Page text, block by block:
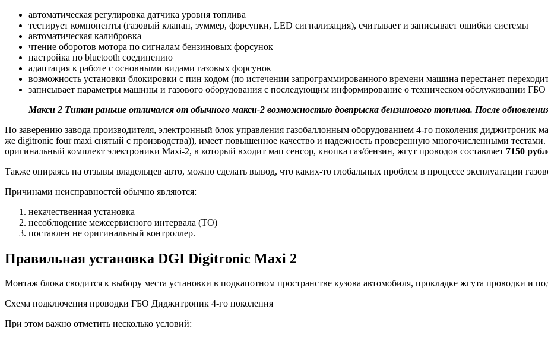
автоматическая регулировка датчика уровня топлива
тестирует компоненты (газовый клапан, зуммер, форсунки, LED сигнализация), считывает и записывает ошибки системы
автоматическая калибровка
чтение оборотов мотора по сигналам бензиновых форсунок
настройка по bluetooth соединению
адаптация к работе с основными видами газовых форсунок
возможность установки блокировки с пин кодом (по истечении запрограммированного времени машина перестанет
записывает параметры машины и газового оборудования с последующим информирование о техническом обслуживании ГБО
Макси 2 Титан раньше отличался от обычного макси-2 возможностью довпрыска бензинового топлива. После
По заверению завода производителя, электронный блок управления газобаллонным оборудованием 4-го поколения диджитроник
же digitronic four maxi снятый с производства)), имеет повышенное качество и надежность проверенную многочисленными
оригинальный комплект электроники Maxi-2, в который входит мап сенсор, кнопка газ/бензин, жгут проводов составляет 7150
Также опираясь на отзывы владельцев авто, можно сделать вывод, что каких-то глобальных проблем в процессе эксплуатации
Причинами неисправностей обычно являются:
некачественная установка
несоблюдение межсервисного интервала (ТО)
поставлен не оригинальный контроллер.
Правильная установка DGI Digitronic Maxi 2
Монтаж блока сводится к выбору места установки в подкапотном пространстве кузова автомобиля, прокладке жгута проводки и
Схема подключения проводки ГБО Диджитроник 4-го поколения
При этом важно отметить несколько условий: